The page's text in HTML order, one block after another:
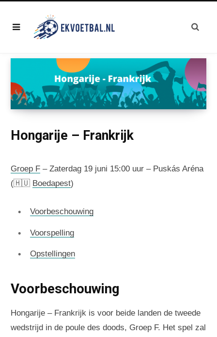
Hongarije – Frankrijk
Groep F – Zaterdag 19 juni 15:00 uur – Puskás Aréna
(🇭🇺 Boedapest)
Voorbeschouwing
Voorspelling
Opstellingen
Voorbeschouwing
Hongarije – Frankrijk is voor beide landen de tweede
wedstrijd in de poule des doods, Groep F. Het spel zal